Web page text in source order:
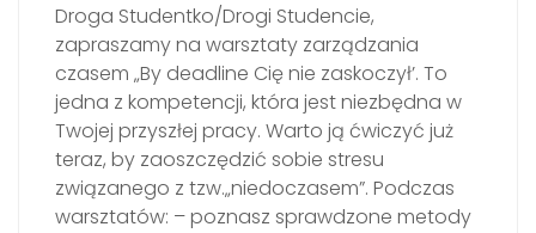
Droga Studentko/Drogi Studencie,
zapraszamy na warsztaty zarządzania
czasem „By deadline Cię nie zaskoczył’. To
jedna z kompetencji, która jest niezbędna w
Twojej przyszłej pracy. Warto ją ćwiczyć już
teraz, by zaoszczędzić sobie stresu
związanego z tzw.„niedoczasem”. Podczas
warsztatów: – poznasz sprawdzone metody